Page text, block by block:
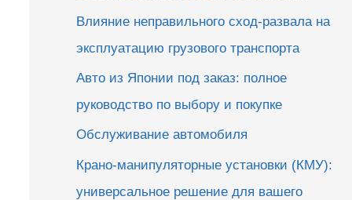
Влияние неправильного сход-развала на
эксплуатацию грузового транспорта
Авто из Японии под заказ: полное
руководство по выбору и покупке
Обслуживание автомобиля
Крано-манипуляторные установки (КМУ):
универсальное решение для вашего